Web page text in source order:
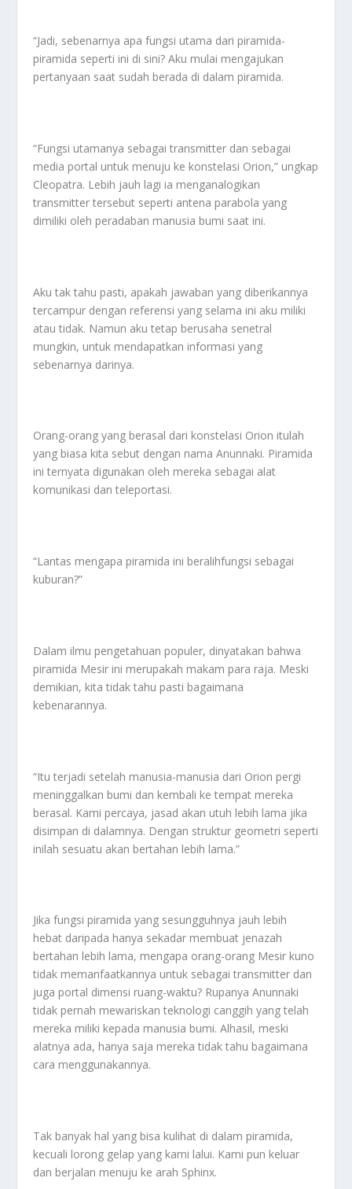
“Jadi, sebenarnya apa fungsi utama dari piramida-
piramida seperti ini di sini? Aku mulai mengajukan
pertanyaan saat sudah berada di dalam piramida.
“Fungsi utamanya sebagai transmitter dan sebagai
media portal untuk menuju ke konstelasi Orion,” ungkap
Cleopatra. Lebih jauh lagi ia menganalogikan
transmitter tersebut seperti antena parabola yang
dimiliki oleh peradaban manusia bumi saat ini.
Aku tak tahu pasti, apakah jawaban yang diberikannya
tercampur dengan referensi yang selama ini aku miliki
atau tidak. Namun aku tetap berusaha senetral
mungkin, untuk mendapatkan informasi yang
sebenarnya darinya.
Orang-orang yang berasal dari konstelasi Orion itulah
yang biasa kita sebut dengan nama Anunnaki. Piramida
ini ternyata digunakan oleh mereka sebagai alat
komunikasi dan teleportasi.
“Lantas mengapa piramida ini beralihfungsi sebagai
kuburan?”
Dalam ilmu pengetahuan populer, dinyatakan bahwa
piramida Mesir ini merupakah makam para raja. Meski
demikian, kita tidak tahu pasti bagaimana
kebenarannya.
“Itu terjadi setelah manusia-manusia dari Orion pergi
meninggalkan bumi dan kembali ke tempat mereka
berasal. Kami percaya, jasad akan utuh lebih lama jika
disimpan di dalamnya. Dengan struktur geometri seperti
inilah sesuatu akan bertahan lebih lama.”
Jika fungsi piramida yang sesungguhnya jauh lebih
hebat daripada hanya sekadar membuat jenazah
bertahan lebih lama, mengapa orang-orang Mesir kuno
tidak memanfaatkannya untuk sebagai transmitter dan
juga portal dimensi ruang-waktu? Rupanya Anunnaki
tidak pernah mewariskan teknologi canggih yang telah
mereka miliki kepada manusia bumi. Alhasil, meski
alatnya ada, hanya saja mereka tidak tahu bagaimana
cara menggunakannya.
Tak banyak hal yang bisa kulihat di dalam piramida,
kecuali lorong gelap yang kami lalui. Kami pun keluar
dan berjalan menuju ke arah Sphinx.